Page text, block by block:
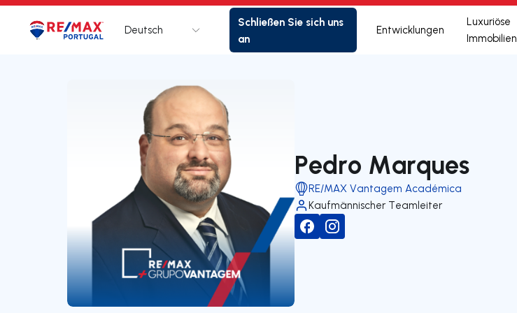
Logo Zur Startseite
Deutsch
Schließen Sie sich uns
an
Entwicklungen
Luxuriöse
Immobilien
Pedro Marques
RE/MAX Vantagem Académica
Kaufmännischer Teamleiter